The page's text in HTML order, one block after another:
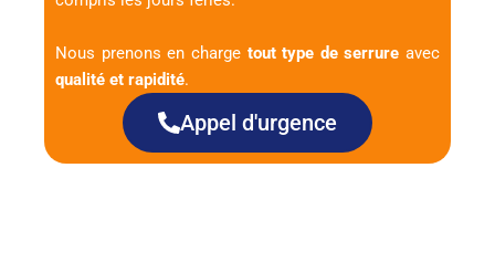
Nous prenons en charge tout type de serrure avec
qualité et rapidité.
Appel d'urgence